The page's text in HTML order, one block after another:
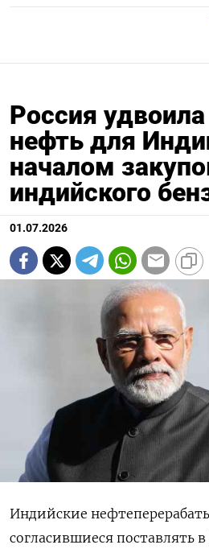
Россия
нефть для
началом
индийского
01.07.2026
Индийские
согласившиеся поставлять